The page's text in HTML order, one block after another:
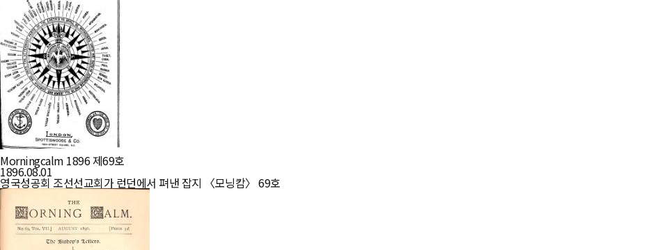
Morningcalm 1896 제69호
1896.08.01
영국성공회 조선선교회가 런던에서 펴낸 잡지 〈모닝캄〉 69호